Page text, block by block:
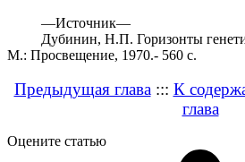
—Источник—
Дубинин, Н.П. Горизонты
М.: Просвещение, 1970.- 560 с.
Предыдущая глава::: К
глава
Оцените статью